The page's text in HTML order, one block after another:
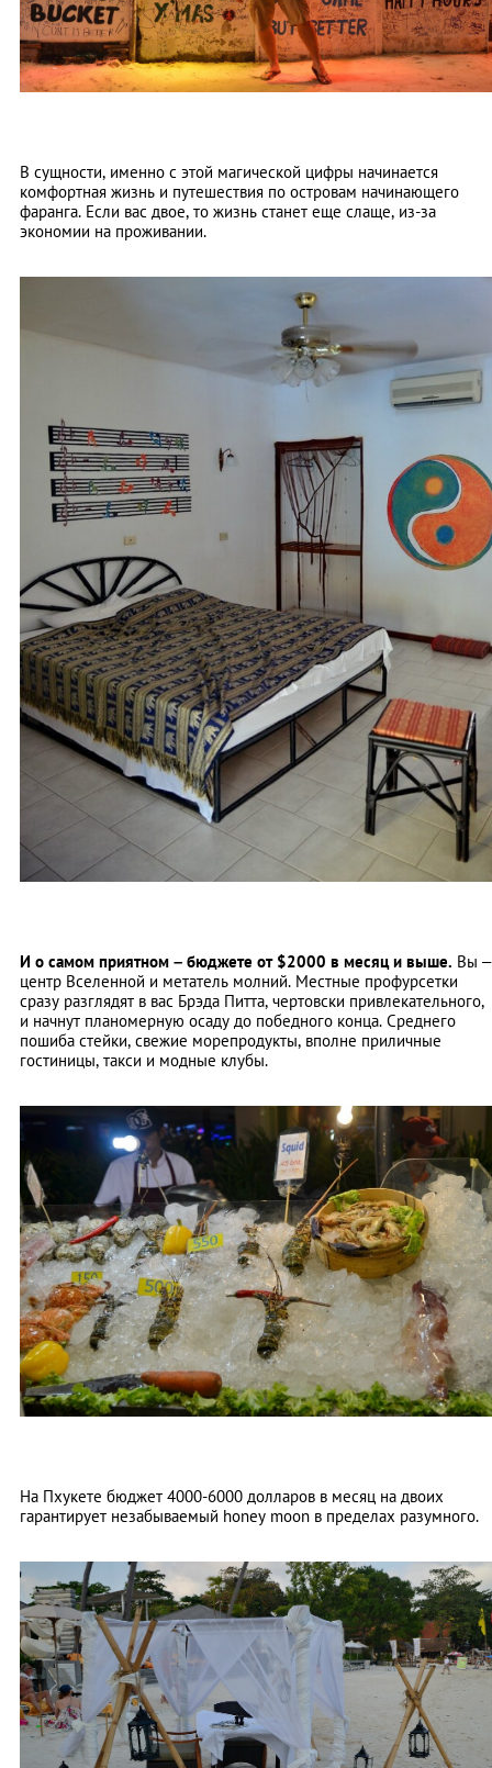
В сущности, именно с этой магической цифры начинается
комфортная жизнь и путешествия по островам начинающего
фаранга. Если вас двое, то жизнь станет еще слаще, из-за
экономии на проживании.
И о самом приятном – бюджете от $2000 в месяц и выше. Вы –
центр Вселенной и метатель молний. Местные профурсетки
сразу разглядят в вас Брэда Питта, чертовски привлекательного,
и начнут планомерную осаду до победного конца. Среднего
пошиба стейки, свежие морепродукты, вполне приличные
гостиницы, такси и модные клубы.
На Пхукете бюджет 4000-6000 долларов в месяц на двоих
гарантирует незабываемый honey moon в пределах разумного.